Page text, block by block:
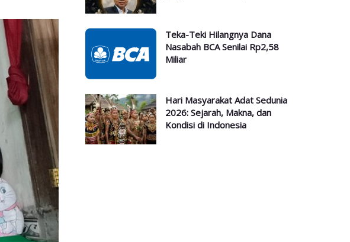
Teka-Teki Hilangnya Dana
Nasabah BCA Senilai Rp2,58
Miliar
Hari Masyarakat Adat Sedunia
2026: Sejarah, Makna, dan
Kondisi di Indonesia